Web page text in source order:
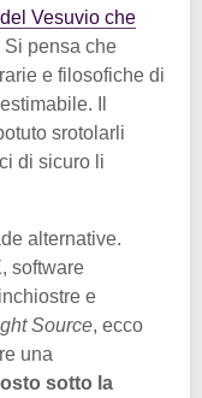
Vesuvio che
Si pensa che
e filosofiche di
Il
srotolarli
di sicuro li
alternative.
software
e
Source, ecco
una
sotto la